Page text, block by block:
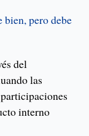
bien, pero debe
del
las
interno